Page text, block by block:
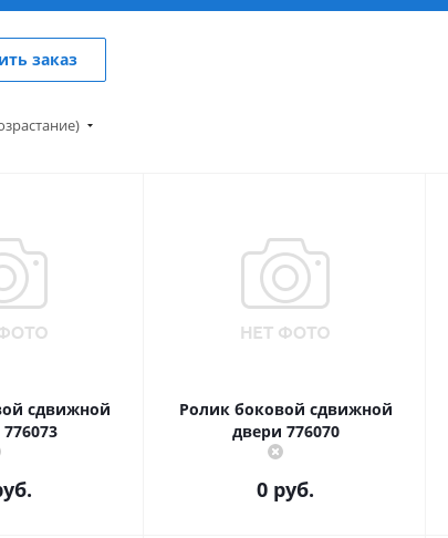
заказ
сдвижной
Ролик боковой сдвижной
двери 776070
0 руб.